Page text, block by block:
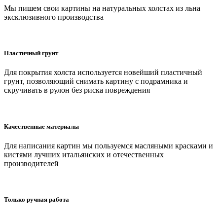
Мы пишем свои картины на натуральных холстах из льна
эксклюзивного производства
Пластичный грунт
Для покрытия холста используется новейший пластичный
грунт, позволяющий снимать картину с подрамника и
скручивать в рулон без риска повреждения
Качественные материалы
Для написания картин мы пользуемся масляными красками и
кистями лучших итальянских и отечественных
производителей
Только ручная работа